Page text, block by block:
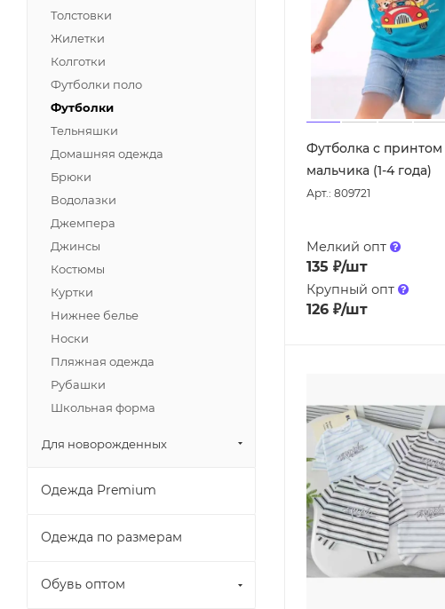
Футболка с принтом
мальчика (1-4 года)
Арт.: 809721
Мелкий опт
135 ₽/шт
Крупный опт
126 ₽/шт
Толстовки
Жилетки
Колготки
Футболки поло
Футболки
Тельняшки
Домашняя одежда
Брюки
Водолазки
Джемпера
Джинсы
Костюмы
Куртки
Нижнее белье
Носки
Пляжная одежда
Рубашки
Школьная форма
Для новорожденных
Одежда Premium
Одежда по размерам
Обувь оптом